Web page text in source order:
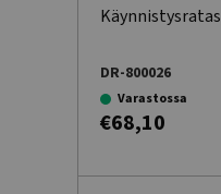
DR-800026
Varastossa
€68,10